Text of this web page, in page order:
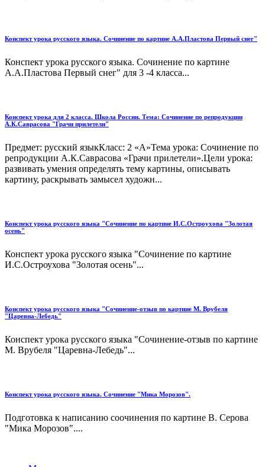
Конспект урока русского языка. Сочинение по картине А.А.Пластова Первый снег"
Конспект урока русского языка. Сочинение по картине
А.А.Пластова Первый снег" для 3 -4 класса...
Конспект урока для 2 класса. Школа России. Тема: Сочинение по репродукции
А.К.Саврасова "Грачи прилетели"
Предмет: русский языкКласс: 2 «А»Тема урока: Сочинение по
репродукции А.К.Саврасова «Грачи прилетели».Цели урока:
развивать умения определять тему картины, описывать
картину, раскрывать замысел художн...
Конспект урока русского языка "Сочинение по картине И.С.Остроухова "Золотая
осень"
Конспект урока русского языка "Сочинение по картине
И.С.Остроухова "Золотая осень"...
Конспект урока русского языка "Сочинение-отзыв по картине М. Врубеля
"Царевна-Лебедь"
Конспект урока русского языка "Сочинение-отзыв по картине
М. Врубеля "Царевна-Лебедь"...
Конспект урока русского языка. Сочинение "Мика Морозов".
Подготовка к написанию соочинения по картине В. Серова
"Мика Морозов"....